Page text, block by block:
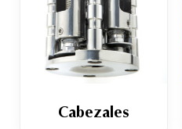
Cabezales